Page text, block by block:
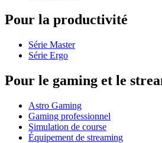
Pour la productivité
Série Master
Série Ergo
Pour le gaming et le
Astro Gaming
Gaming professionnel
Simulation de course
Équipement de streaming